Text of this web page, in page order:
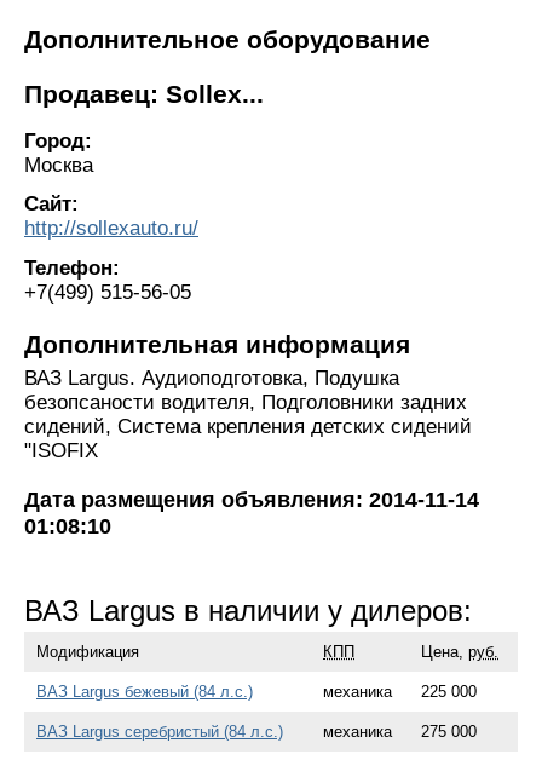
Дополнительное оборудование
Продавец: Sollex...
Город:
Москва
Сайт:
http://sollexauto.ru/
Телефон:
+7(499) 515-56-05
Дополнительная информация
ВАЗ Largus. Аудиоподготовка, Подушка
безопсаности водителя, Подголовники задних
сидений, Система крепления детских сидений
"ISOFIX
Дата размещения объявления: 2014-11-14
01:08:10
ВАЗ Largus в наличии у дилеров:
Модификация КПП Цена, руб.
ВАЗ Largus бежевый (84 л.с.) механика 225 000
ВАЗ Largus серебристый (84 л.с.) механика 275 000